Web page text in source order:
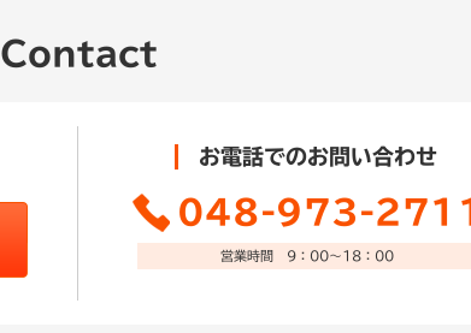
Contact
お電話でのお問い合わせ
048-973-2711
営業時間 9：00～18：00